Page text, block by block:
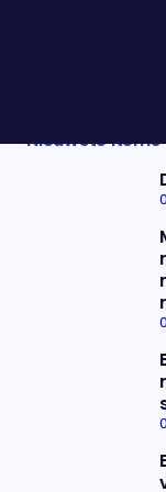
Nieuwste items